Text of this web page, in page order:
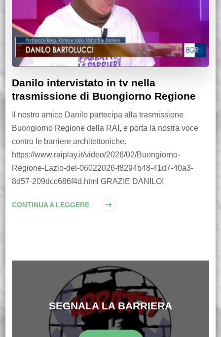
Danilo intervistato in tv nella
trasmissione di Buongiorno Regione
Il nostro amico Danilo partecipa alla trasmissione
Buongiorno Regione della RAI, e porta la nostra voce
contro le barriere architettoniche.
https://www.raiplay.it/video/2026/02/Buongiorno-
Regione-Lazio-del-06022026-f8294b48-41d7-40a3-
8d57-209dcc686f4d.html GRAZIE DANILO!
CONTINUA A LEGGERE
SEGNALA LA BARRIERA